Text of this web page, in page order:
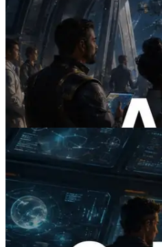
ERPC เปิดตัว Solana
— ยุคที่ AI Agent จ่าย
แบบ On Demand
อ่านบทความนี้